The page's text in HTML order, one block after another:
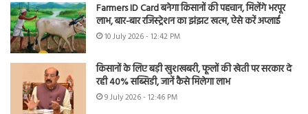
Farmers ID Card बनेगा किसानों की पहचान, मिलेंगे भरपूर
लाभ, बार-बार रजिस्ट्रेशन का झंझट खत्म, ऐसे करें अप्लाई
10 July 2026 - 12:42 PM
किसानों के लिए बड़ी खुशखबरी, फूलों की खेती पर सरकार दे
रही 40% सब्सिडी, जानें कैसे मिलेगा लाभ
9 July 2026 - 12:46 PM